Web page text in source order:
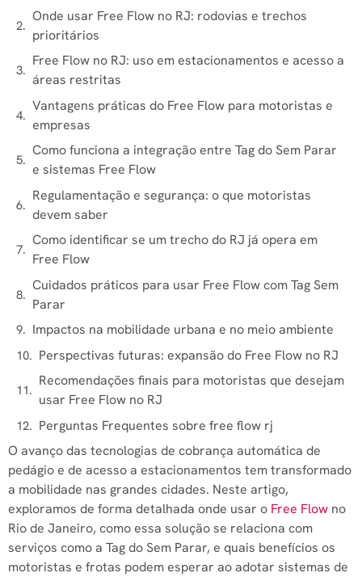
Onde usar Free Flow no RJ: rodovias e trechos
prioritários
Free Flow no RJ: uso em estacionamentos e acesso a
áreas restritas
Vantagens práticas do Free Flow para motoristas e
empresas
Como funciona a integração entre Tag do Sem Parar
e sistemas Free Flow
Regulamentação e segurança: o que motoristas
devem saber
Como identificar se um trecho do RJ já opera em
Free Flow
Cuidados práticos para usar Free Flow com Tag Sem
Parar
Impactos na mobilidade urbana e no meio ambiente
Perspectivas futuras: expansão do Free Flow no RJ
Recomendações finais para motoristas que desejam
usar Free Flow no RJ
Perguntas Frequentes sobre free flow rj
O avanço das tecnologias de cobrança automática de
pedágio e de acesso a estacionamentos tem transformado
a mobilidade nas grandes cidades. Neste artigo,
exploramos de forma detalhada onde usar o Free Flow no
Rio de Janeiro, como essa solução se relaciona com
serviços como a Tag do Sem Parar, e quais benefícios os
motoristas e frotas podem esperar ao adotar sistemas de